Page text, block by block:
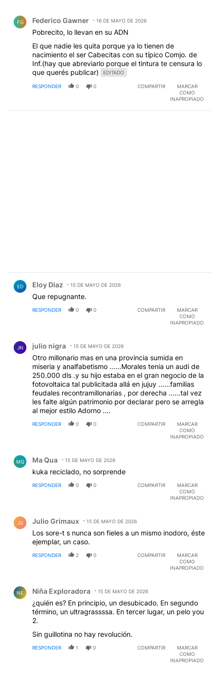
FG Federico Gawner 16 DE MAYO DE 2026
Pobrecito, lo llevan en su ADN
El que nadie les quita porque ya lo tienen de
nacimiento el ser Cabecitas con su típico Comjo. de
Inf.(hay que abreviarlo porque el tintura te censura lo
que querés publicar)
EDITADO
RESPONDER 0 0 COMPARTIR
MARCAR
COMO
INAPROPIADO
ED Eloy Diaz 15 DE MAYO DE 2026
Que repugnante.
RESPONDER 0 0 COMPARTIR
MARCAR
COMO
INAPROPIADO
JN julio nigra 15 DE MAYO DE 2026
Otro millonario mas en una provincia sumida en
miseria y analfabetismo ......Morales tenia un audi de
250.000 dls .y su hijo estaba en el gran negocio de la
fotovoltaica tal publicitada allá en jujuy ......familias
feudales recontramillonarias , por derecha ......tal vez
les falte algún patrimonio por declarar pero se arregla
al mejor estilo Adorno ....
RESPONDER 0 0 COMPARTIR
MARCAR
COMO
INAPROPIADO
MQ Ma Qua 15 DE MAYO DE 2026
kuka reciclado, no sorprende
RESPONDER 0 0 COMPARTIR
MARCAR
COMO
INAPROPIADO
JG Julio Grimaux 15 DE MAYO DE 2026
Los sore-t s nunca son fieles a un mismo inodoro, éste
ejemplar, un caso.
RESPONDER 2 0 COMPARTIR
MARCAR
COMO
INAPROPIADO
NE Niña Exploradora 15 DE MAYO DE 2026
¿quién es? En principio, un desubicado. En segundo
término, un ultragrassssa. En tercer lugar, un pelo you
2.
Sin guillotina no hay revolución.
RESPONDER 1 0 COMPARTIR
MARCAR
COMO
INAPROPIADO